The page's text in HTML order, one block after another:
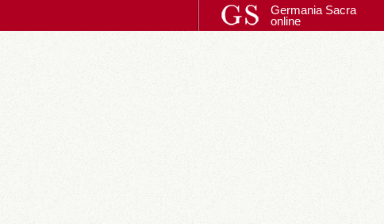
Germania Sacra
online